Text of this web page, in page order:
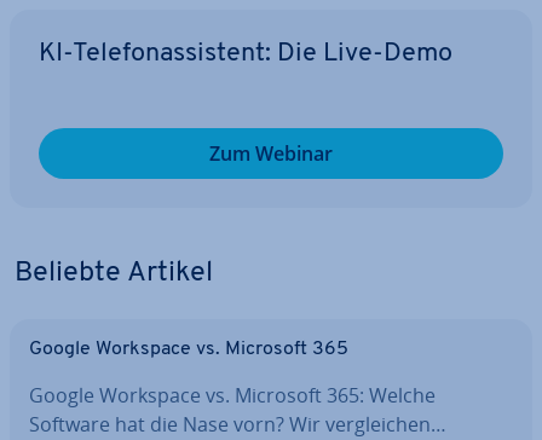
KI-Te­le­fon­as­sis­tent: Die Live-Demo
Zum Webinar
Beliebte Artikel
Google Workspace vs. Microsoft 365
Google Workspace vs. Microsoft 365: Welche
Software hat die Nase vorn? Wir ver­glei­chen…